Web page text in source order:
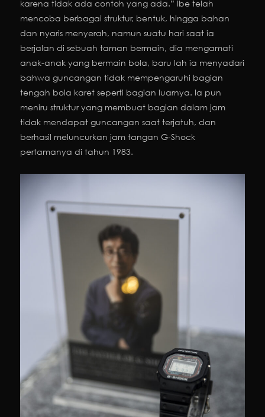
karena tidak ada contoh yang ada.” Ibe telah
mencoba berbagai struktur, bentuk, hingga bahan
dan nyaris menyerah, namun suatu hari saat ia
berjalan di sebuah taman bermain, dia mengamati
anak-anak yang bermain bola, baru lah ia menyadari
bahwa guncangan tidak mempengaruhi bagian
tengah bola karet seperti bagian luarnya. Ia pun
meniru struktur yang membuat bagian dalam jam
tidak mendapat guncangan saat terjatuh, dan
berhasil meluncurkan jam tangan G-Shock
pertamanya di tahun 1983.